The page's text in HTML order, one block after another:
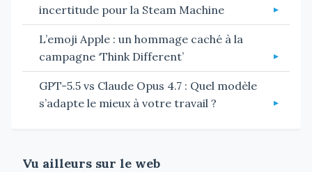
incertitude pour la Steam Machine
L’emoji Apple : un hommage caché à la
campagne ‘Think Different’
GPT-5.5 vs Claude Opus 4.7 : Quel modèle
s’adapte le mieux à votre travail ?
Vu ailleurs sur le web